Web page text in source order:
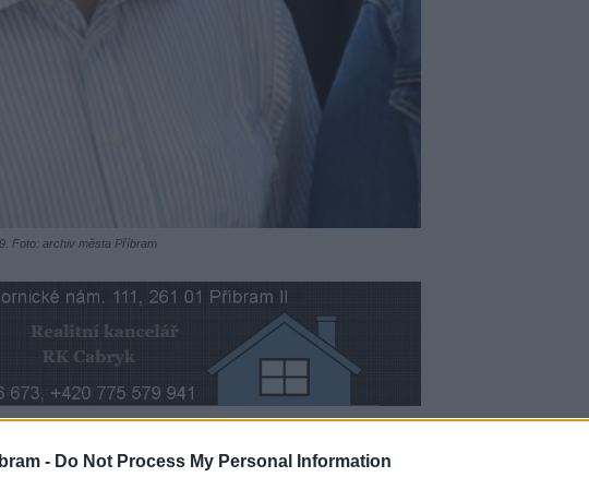
- Do Not Process My Personal Information
Foto: archiv města Příbram
včera oznámilo, že v úterý 21. září po krátké nemoci